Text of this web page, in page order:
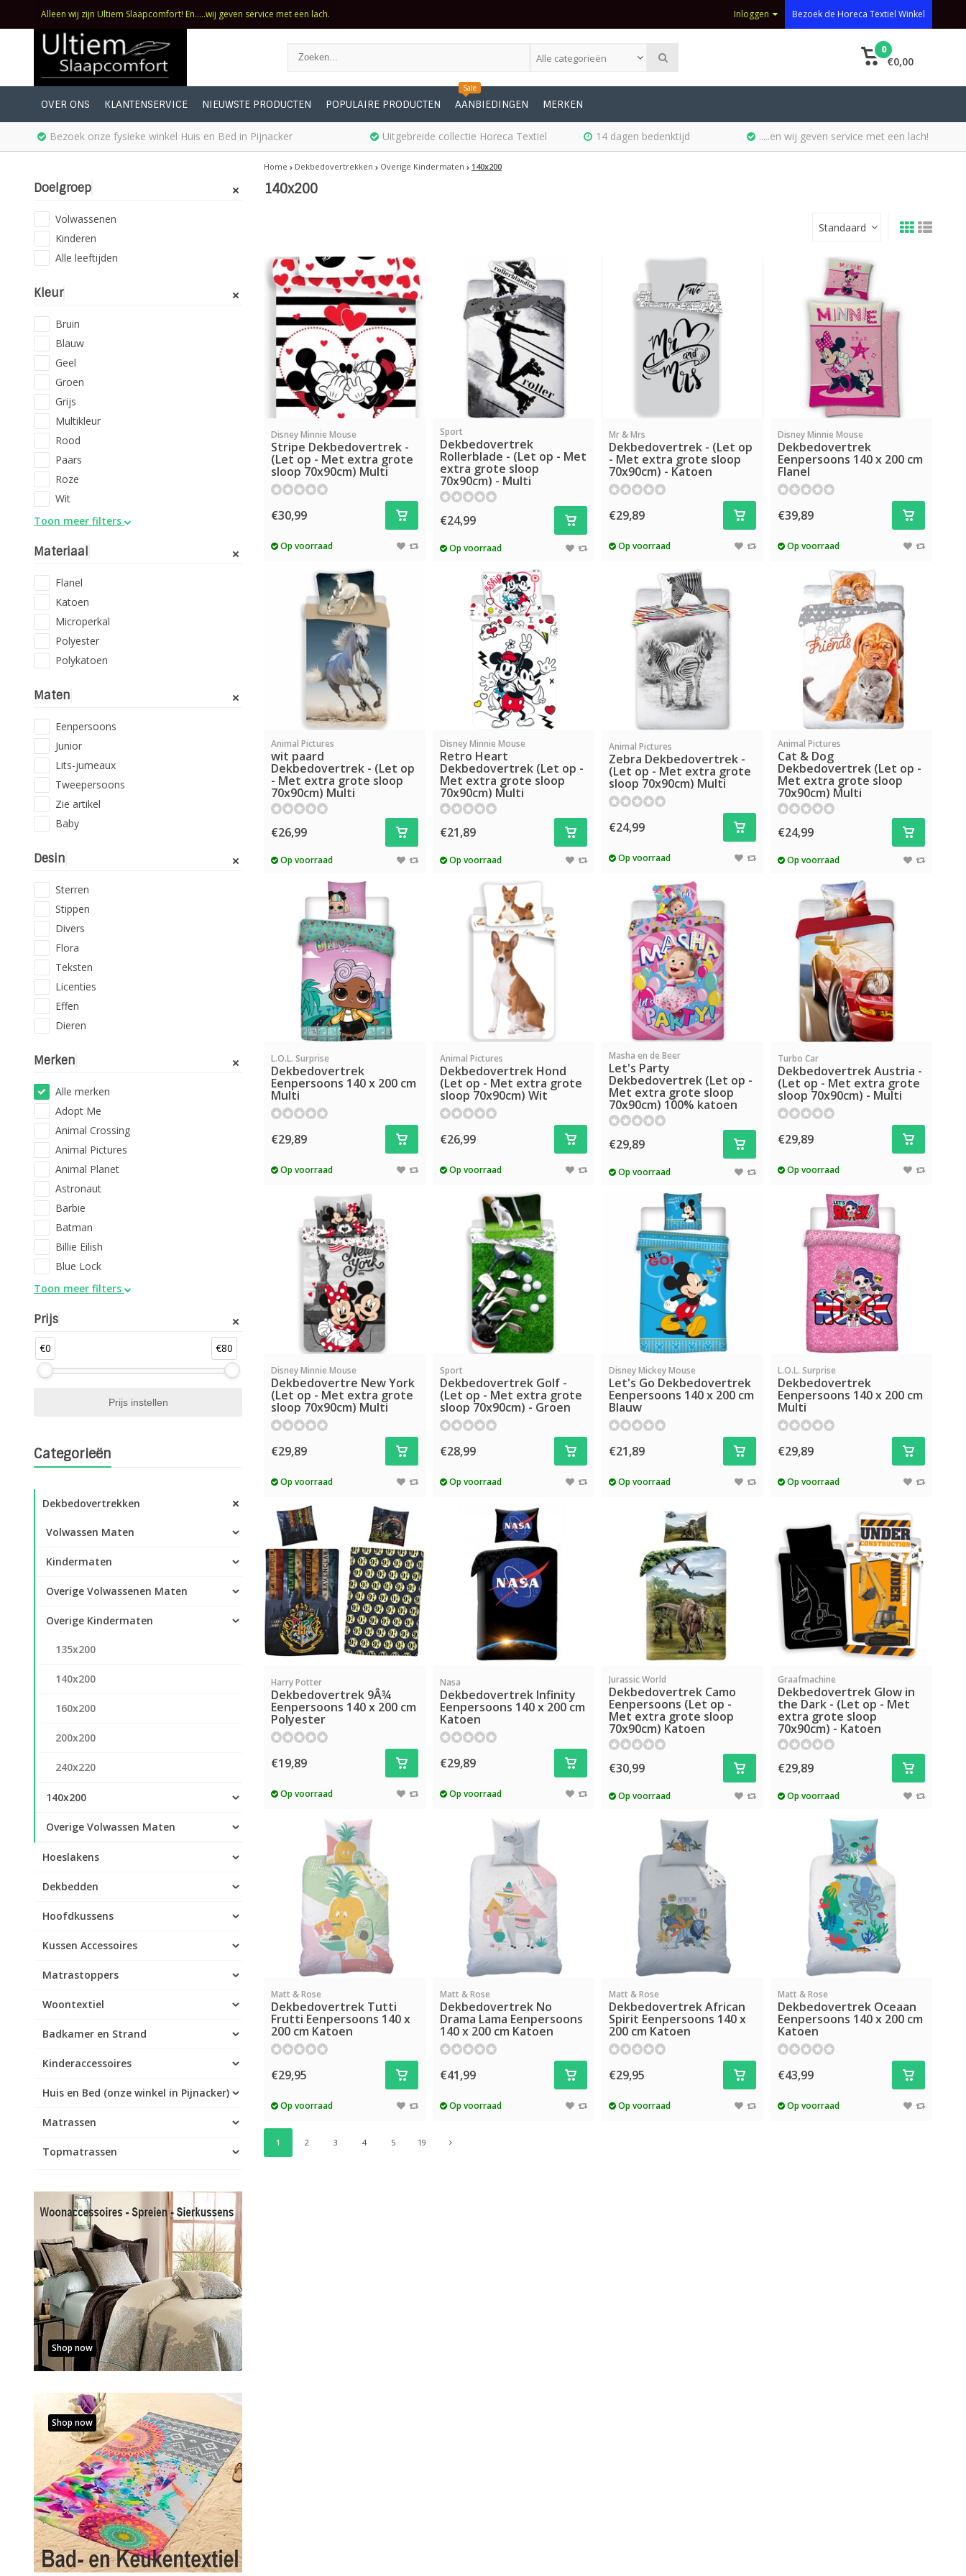
Alleen wij zijn Ultiem Slaapcomfort! En.....wij geven service met een lach. Inloggen Bezoek de Horeca Textiel Winkel
Alle categorieën
0
€0,00
OVER ONS KLANTENSERVICE NIEUWSTE PRODUCTEN POPULAIRE PRODUCTEN
Sale
AANBIEDINGEN MERKEN
Bezoek onze fysieke winkel Huis en Bed in Pijnacker Uitgebreide collectie Horeca Textiel 14 dagen bedenktijd .....en wij geven service met een lach!
Doelgroep
Volwassenen
Kinderen
Alle leeftijden
Kleur
Bruin
Blauw
Geel
Groen
Grijs
Multikleur
Rood
Paars
Roze
Wit
Toon meer filters
Materiaal
Flanel
Katoen
Microperkal
Polyester
Polykatoen
Maten
Eenpersoons
Junior
Lits-jumeaux
Tweepersoons
Zie artikel
Baby
Desin
Sterren
Stippen
Divers
Flora
Teksten
Licenties
Effen
Dieren
Merken
Alle merken
Adopt Me
Animal Crossing
Animal Pictures
Animal Planet
Astronaut
Barbie
Batman
Billie Eilish
Blue Lock
Toon meer filters
Prijs
€0 €80
Categorieën
Dekbedovertrekken
Volwassen Maten
Kindermaten
Overige Volwassenen Maten
Overige Kindermaten
135x200
140x200
160x200
200x200
240x220
140x200
Overige Volwassen Maten
Hoeslakens
Dekbedden
Hoofdkussens
Kussen Accessoires
Matrastoppers
Woontextiel
Badkamer en Strand
Kinderaccessoires
Huis en Bed (onze winkel in Pijnacker)
Matrassen
Topmatrassen
Shop now
Shop now
Home Dekbedovertrekken Overige Kindermaten 140x200
140x200
Standaard
Disney Minnie Mouse
Stripe Dekbedovertrek -
(Let op - Met extra grote
sloop 70x90cm) Multi
€30,99
Op voorraad
Sport
Dekbedovertrek
Rollerblade - (Let op - Met
extra grote sloop
70x90cm) - Multi
€24,99
Op voorraad
Mr & Mrs
Dekbedovertrek - (Let op
- Met extra grote sloop
70x90cm) - Katoen
€29,89
Op voorraad
Disney Minnie Mouse
Dekbedovertrek
Eenpersoons 140 x 200 cm
Flanel
€39,89
Op voorraad
Animal Pictures
wit paard
Dekbedovertrek - (Let op
- Met extra grote sloop
70x90cm) Multi
€26,99
Op voorraad
Disney Minnie Mouse
Retro Heart
Dekbedovertrek (Let op -
Met extra grote sloop
70x90cm) Multi
€21,89
Op voorraad
Animal Pictures
Zebra Dekbedovertrek -
(Let op - Met extra grote
sloop 70x90cm) Multi
€24,99
Op voorraad
Animal Pictures
Cat & Dog
Dekbedovertrek (Let op -
Met extra grote sloop
70x90cm) Multi
€24,99
Op voorraad
L.O.L. Surprise
Dekbedovertrek
Eenpersoons 140 x 200 cm
Multi
€29,89
Op voorraad
Animal Pictures
Dekbedovertrek Hond
(Let op - Met extra grote
sloop 70x90cm) Wit
€26,99
Op voorraad
Masha en de Beer
Let's Party
Dekbedovertrek (Let op -
Met extra grote sloop
70x90cm) 100% katoen
€29,89
Op voorraad
Turbo Car
Dekbedovertrek Austria -
(Let op - Met extra grote
sloop 70x90cm) - Multi
€29,89
Op voorraad
Disney Minnie Mouse
Dekbedovertre New York
(Let op - Met extra grote
sloop 70x90cm) Multi
€29,89
Op voorraad
Sport
Dekbedovertrek Golf -
(Let op - Met extra grote
sloop 70x90cm) - Groen
€28,99
Op voorraad
Disney Mickey Mouse
Let's Go Dekbedovertrek
Eenpersoons 140 x 200 cm
Blauw
€21,89
Op voorraad
L.O.L. Surprise
Dekbedovertrek
Eenpersoons 140 x 200 cm
Multi
€29,89
Op voorraad
Harry Potter
Dekbedovertrek 9Â¾
Eenpersoons 140 x 200 cm
Polyester
€19,89
Op voorraad
Nasa
Dekbedovertrek Infinity
Eenpersoons 140 x 200 cm
Katoen
€29,89
Op voorraad
Jurassic World
Dekbedovertrek Camo
Eenpersoons (Let op -
Met extra grote sloop
70x90cm) Katoen
€30,99
Op voorraad
Graafmachine
Dekbedovertrek Glow in
the Dark - (Let op - Met
extra grote sloop
70x90cm) - Katoen
€29,89
Op voorraad
Matt & Rose
Dekbedovertrek Tutti
Frutti Eenpersoons 140 x
200 cm Katoen
€29,95
Op voorraad
Matt & Rose
Dekbedovertrek No
Drama Lama Eenpersoons
140 x 200 cm Katoen
€41,99
Op voorraad
Matt & Rose
Dekbedovertrek African
Spirit Eenpersoons 140 x
200 cm Katoen
€29,95
Op voorraad
Matt & Rose
Dekbedovertrek Oceaan
Eenpersoons 140 x 200 cm
Katoen
€43,99
Op voorraad
1 2 3 4 5 19